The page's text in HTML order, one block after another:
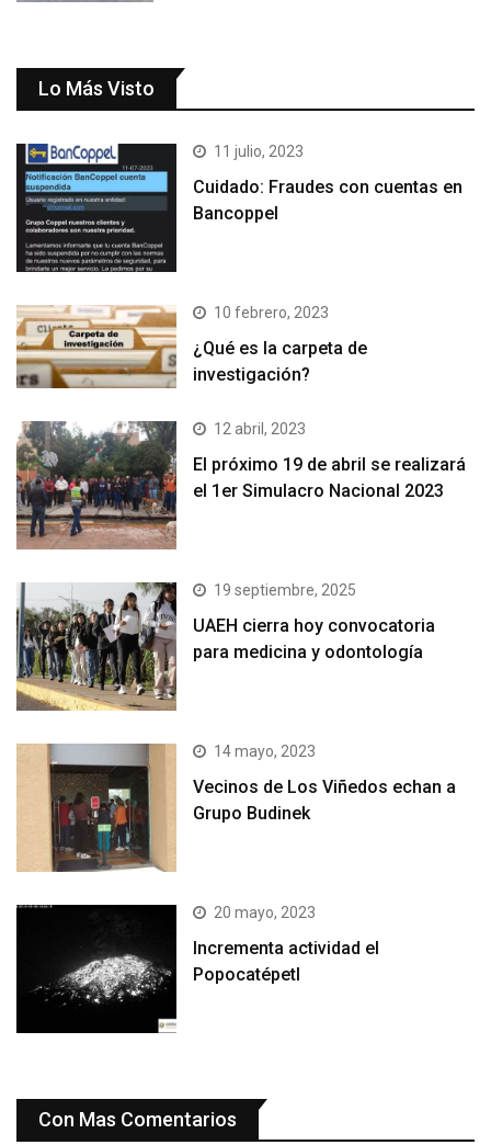
Lo Más Visto
11 julio, 2023
Cuidado: Fraudes con cuentas en
Bancoppel
10 febrero, 2023
¿Qué es la carpeta de
investigación?
12 abril, 2023
El próximo 19 de abril se realizará
el 1er Simulacro Nacional 2023
19 septiembre, 2025
UAEH cierra hoy convocatoria
para medicina y odontología
14 mayo, 2023
Vecinos de Los Viñedos echan a
Grupo Budinek
20 mayo, 2023
Incrementa actividad el
Popocatépetl
Con Mas Comentarios